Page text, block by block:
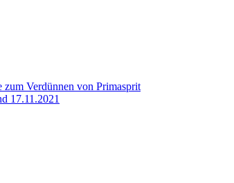
Verdünnen von Primasprit
17.11.2021